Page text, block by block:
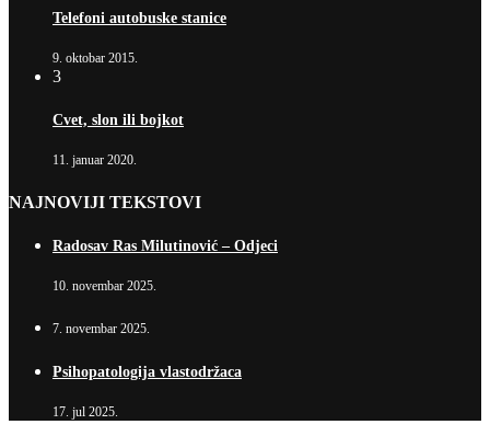
Telefoni autobuske stanice
9. oktobar 2015.
3
Cvet, slon ili bojkot
11. januar 2020.
NAJNOVIJI TEKSTOVI
Radosav Ras Milutinović – Odjeci
10. novembar 2025.
7. novembar 2025.
Psihopatologija vlastodržaca
17. jul 2025.